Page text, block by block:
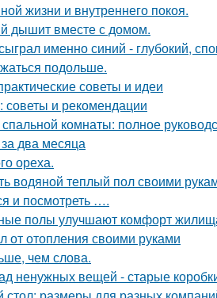
жизни и внутреннего покоя.
дышит вместе с домом.
именно синий - глубокий,
подольше.
советы и идеи
советы и рекомендации
комнаты: полное
два месяца
ореха.
водяной теплый пол своими
и посмотреть ….
полы улучшают комфорт
от отопления своими руками
чем слова.
ненужных вещей - старые